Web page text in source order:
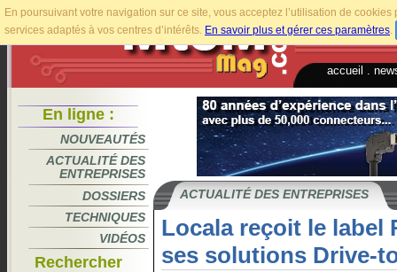
En poursuivant votre navigation sur ce site, vous acceptez l’utilisation de
services adaptés à vos centres d’intérêts. En savoir plus et gérer ces paramètres.
accueil
En ligne :
NOUVEAUTÉS
ACTUALITÉ DES
ENTREPRISES
DOSSIERS
TECHNIQUES
VIDÉOS
Rechercher
ACTUALITÉ DES ENTREPRISES
Locala reçoit le label
ses solutions Drive-